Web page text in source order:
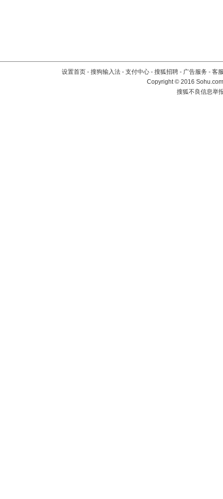
设置首页 - 搜狗输入法 - 支付中心 - 搜狐招聘 - 广告服务 - 客
Copyright©2016
搜狐不良信息举